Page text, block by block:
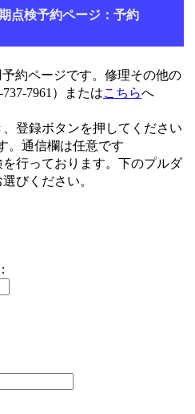
点検予約ページ：予約
約ページです。修理その他の
7961）またはこちらへ
登録ボタンを押してください
。通信欄は任意です
行っております。下のプルダ
びください。